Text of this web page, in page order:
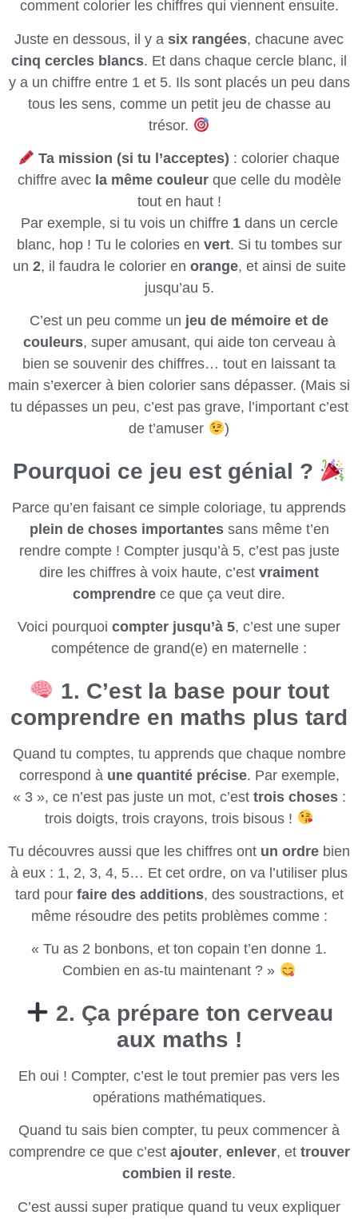
comment colorier les chiffres qui viennent ensuite.
Juste en dessous, il y a six rangées, chacune avec
cinq cercles blancs. Et dans chaque cercle blanc, il
y a un chiffre entre 1 et 5. Ils sont placés un peu dans
tous les sens, comme un petit jeu de chasse au
trésor.
Ta mission (si tu l’acceptes) : colorier chaque
chiffre avec la même couleurque celle du modèle
tout en haut !
Par exemple, si tu vois un chiffre 1dans un cercle
blanc, hop ! Tu le colories en vert. Si tu tombes sur
un 2, il faudra le colorier en orange, et ainsi de suite
jusqu’au 5.
C’est un peu comme un jeu de mémoire et de
couleurs, super amusant, qui aide ton cerveau à
bien se souvenir des chiffres… tout en laissant ta
main s’exercer à bien colorier sans dépasser. (Mais si
tu dépasses un peu, c’est pas grave, l’important c’est
de t’amuser
)
Pourquoi ce jeu est génial ?
Parce qu’en faisant ce simple coloriage, tu apprends
plein de choses importantessans même t’en
rendre compte ! Compter jusqu’à 5, c’est pas juste
dire les chiffres à voix haute, c’est vraiment
comprendre ce que ça veut dire.
Voici pourquoi compter jusqu’à 5, c’est une super
compétence de grand(e) en maternelle :
1. C’est la base pour tout
comprendre en maths plus tard
Quand tu comptes, tu apprends que chaque nombre
correspond à une quantité précise. Par exemple,
« 3 », ce n’est pas juste un mot, c’est trois choses:
trois doigts, trois crayons, trois bisous !
Tu découvres aussi que les chiffres ont un ordre bien
à eux : 1, 2, 3, 4, 5… Et cet ordre, on va l’utiliser plus
tard pour faire des additions, des soustractions, et
même résoudre des petits problèmes comme :
« Tu as 2 bonbons, et ton copain t’en donne 1.
Combien en as-tu maintenant ? »
2. Ça prépare ton cerveau
aux maths !
Eh oui ! Compter, c’est le tout premier pas vers les
opérations mathématiques.
Quand tu sais bien compter, tu peux commencer à
comprendre ce que c’est ajouter, enlever, et trouver
combien il reste.
C’est aussi super pratique quand tu veux expliquer